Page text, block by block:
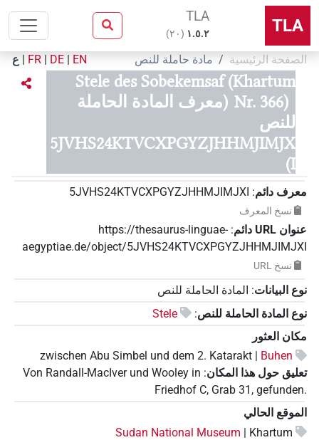
TLA
TLA
۱.٥.٢ (٢٠)
الصفحة الرئيسية مادة حاملة للنص EN
|
DE
|
FR
| ع
Stele des Sobekemsaf (Khartum
Nr. 366) (معرف المادة الحاملة
للنص
5JVHS24KTVCXPGYZJHHMJIMJX
I)
معرف دائم:
5JVHS24KTVCXPGYZJHHMJIMJXI
نسخ المعرف
عنوان‏ ‏URL‏ دائم :
https://thesaurus-linguae-
aegyptiae.de/object/5JVHS24KTVCXPGYZJHHMJIMJXI
نسخ‏ ‏URL
نوع البيانات: المادة الحاملة للنص
نوع المادة الحاملة للنص:
Stele
مكان العثور
zwischen Abu Simbel und dem 2. Katarakt | Buhen
تعليق حول هذا المكان:
Von Randall-MacIver und Wooley in
Friedhof C, Grab 31, gefunden.
الموقع الحالي
Khartum |
Sudan National Museum